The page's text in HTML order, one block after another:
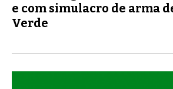
e com simulacro de arma
Verde